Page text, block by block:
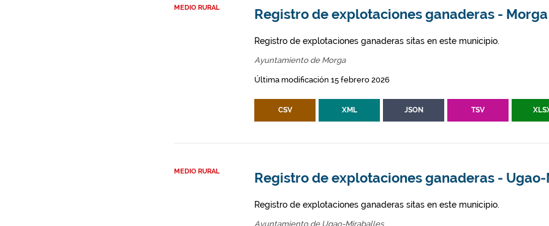
MEDIO RURAL Registro de explotaciones ganaderas - Morga
Registro de explotaciones ganaderas sitas en este municipio.
Ayuntamiento de Morga
Última modificación 15 febrero 2026
CSV XML JSON TSV
MEDIO RURAL Registro de explotaciones ganaderas -
Registro de explotaciones ganaderas sitas en este municipio.
Ayuntamiento de Ugao-Miraballes